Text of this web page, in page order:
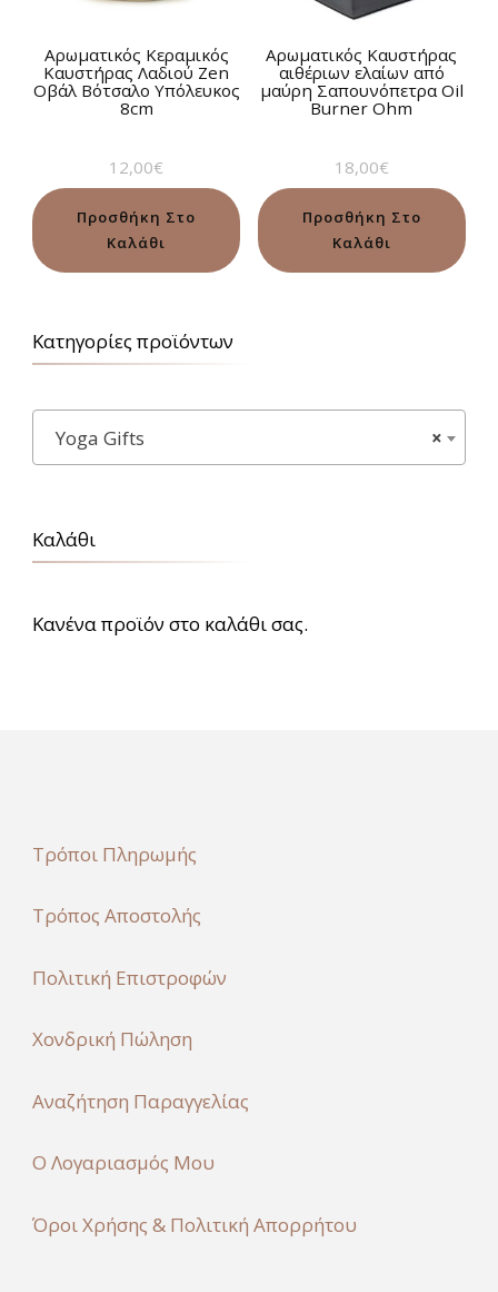
Αρωματικός Κεραμικός
Καυστήρας Λαδιού Zen
Οβάλ Βότσαλο Υπόλευκος
8cm
12,00€
Προσθήκη Στο
Καλάθι
Αρωματικός Καυστήρας
αιθέριων ελαίων από
μαύρη Σαπουνόπετρα Oil
Burner Ohm
18,00€
Προσθήκη Στο
Καλάθι
Κατηγορίες προϊόντων
×
Υoga Gifts
Καλάθι
Κανένα προϊόν στο καλάθι σας.
Τρόποι Πληρωμής
Τρόπος Αποστολής
Πολιτική Επιστροφών
Χονδρική Πώληση
Αναζήτηση Παραγγελίας
Ο Λογαριασμός Μου
Όροι Χρήσης & Πολιτική Απορρήτου